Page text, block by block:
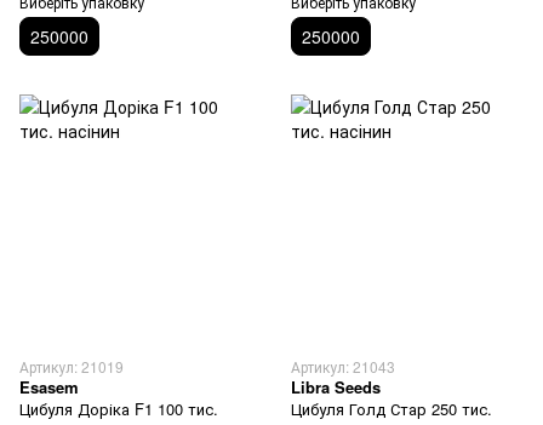
250000 250000
Артикул: 21019
Esasem
Цибуля Доріка F1 100 тис.
Артикул: 21043
Libra Seeds
Цибуля Голд Стар 250 тис.